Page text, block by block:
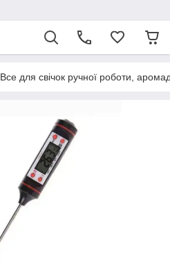
Все для свічок ручної роботи,